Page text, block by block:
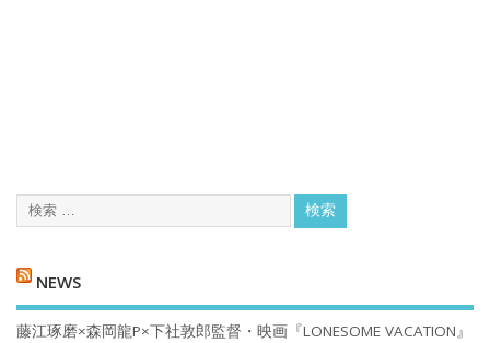
NEWS
藤江琢磨×森岡龍P×下社敦郎監督・映画『LONESOME VACATION』